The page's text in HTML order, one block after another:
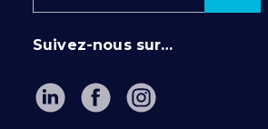
Suivez-nous sur…